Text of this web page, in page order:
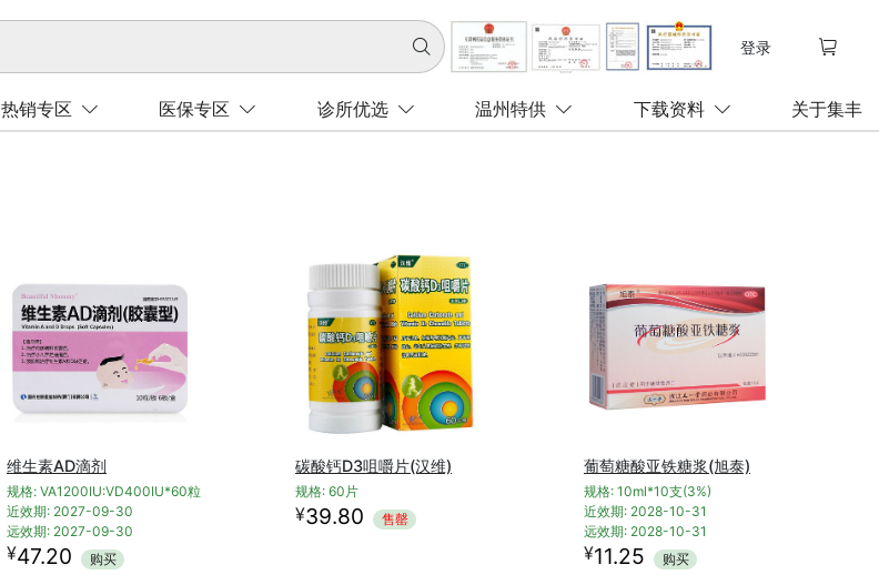
 登录 
热销专区 医保专区 诊所优选 温州特供 下载资料 关于集丰
维生素AD滴剂
规格: VA1200IU:VD400IU*60粒
近效期: 2027-09-30
远效期: 2027-09-30
¥47.20 购买
碳酸钙D3咀嚼片(汉维)
规格: 60片
¥39.80 售罄
葡萄糖酸亚铁糖浆(旭泰)
规格: 10ml*10支(3%)
近效期: 2028-10-31
远效期: 2028-10-31
¥11.25 购买